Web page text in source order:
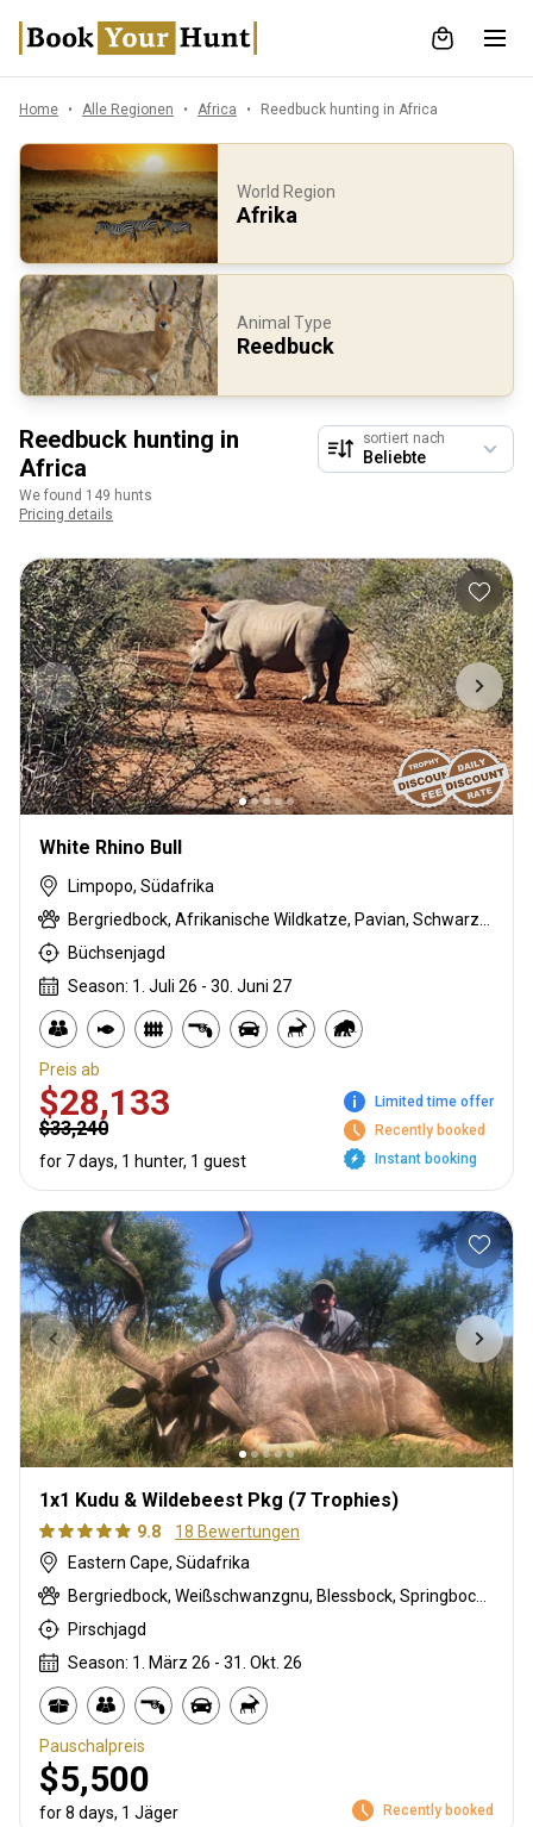
Home Alle Regionen Africa Reedbuck hunting in Africa
World Region
Afrika
Animal Type
Reedbuck
Reedbuck hunting in
Africa
We found 149 hunts
Pricing details
sortiert nach
White Rhino Bull
Limpopo, Südafrika
Büchsenjagd
Season: 1. Juli 26 - 30. Juni 27
Preis ab
$28,133
$33,240
for 7 days, 1 hunter, 1 guest
Limited time offer
Recently booked
Instant booking
1x1 Kudu & Wildebeest Pkg (7 Trophies)
9.8
18 Bewertungen
Eastern Cape, Südafrika
Pirschjagd
Season: 1. März 26 - 31. Okt. 26
Pauschalpreis
$5,500
for 8 days, 1 Jäger Recently booked